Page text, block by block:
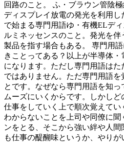
回路のこと。 ふ・ブラウン管陰
ディスプレイ放電の発光を利用
で始まる専門用語ゆ・有機ELデ
ルミネッセンスのこと。発光を
製品を指す場合もある。 専門用
きことってある？以上が半導体
になります。ただし専門用語は
ではありません。ただ専門用語を
とです。なぜなら専門用語を知
ムーズにいくからです。しかし
仕事をしていく上で順次覚えてい
わからないことを上司や同僚に聞
ンをとる、そこから強い絆や人
も仕事の醍醐味というか、やり